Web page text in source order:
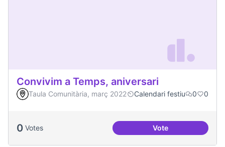
Convivim a Temps, aniversari
Taula Comunitària, març 2022 Calendari festiu 0 0
0 Votes VoteConvivim a